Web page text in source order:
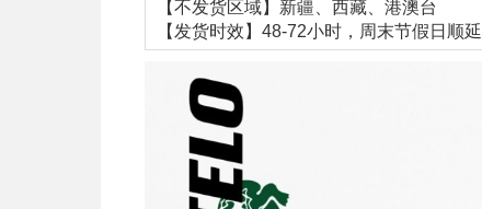
【不发货区域】新疆、西藏、港澳台
【发货时效】48-72小时，周末节假日顺延